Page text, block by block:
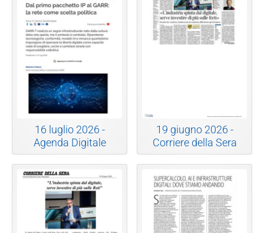
16 luglio 2026 -
Agenda Digitale
19 giugno 2026 -
Corriere della Sera